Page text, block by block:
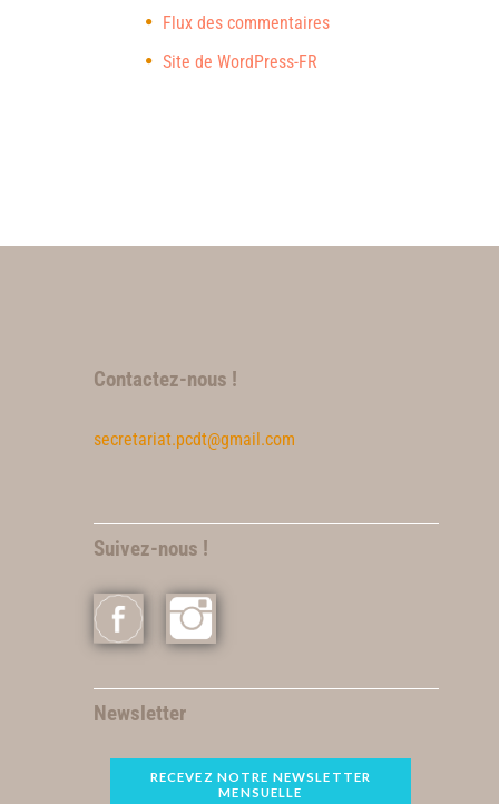
Flux des commentaires
Site de WordPress-FR
Contactez-nous !
secretariat.pcdt@gmail.com
Suivez-nous !
Newsletter
RECEVEZ NOTRE NEWSLETTER
MENSUELLE